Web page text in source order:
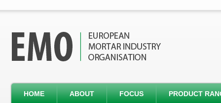
HOME ABOUT FOCUS PRODUCT